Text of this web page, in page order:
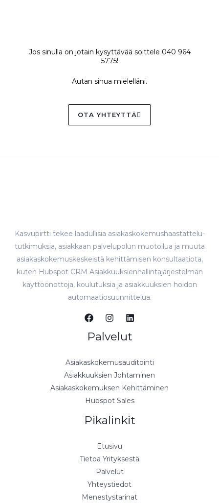
Jos sinulla on jotain kysyttävää soittele 040 964
5775!
Autan sinua mielelläni.
OTA YHTEYTTÄ
Kasvupirtti tekee laadullisia asiakaskokemushaastattelu-
tutkimuksia, asiakkaan palvelupolun muotoilua ja muuta
asiakaskokemuskeskeistä kehittämisen konsultaatiota,
kuten Hubspot CRM Asiakkuuksienhallintajärjestelmän
käyttöönottoja, koulutuksia ja asiakkuuksien hoidon
automaatiosuunnittelua.
Palvelut
Asiakaskokemusauditointi
Asiakkuuksien Johtaminen
Asiakaskokemuksen Kehittäminen
Hubspot Sales
Pikalinkit
Etusivu
Tietoa Yrityksestä
Palvelut
Yhteystiedot
Menestystarinat